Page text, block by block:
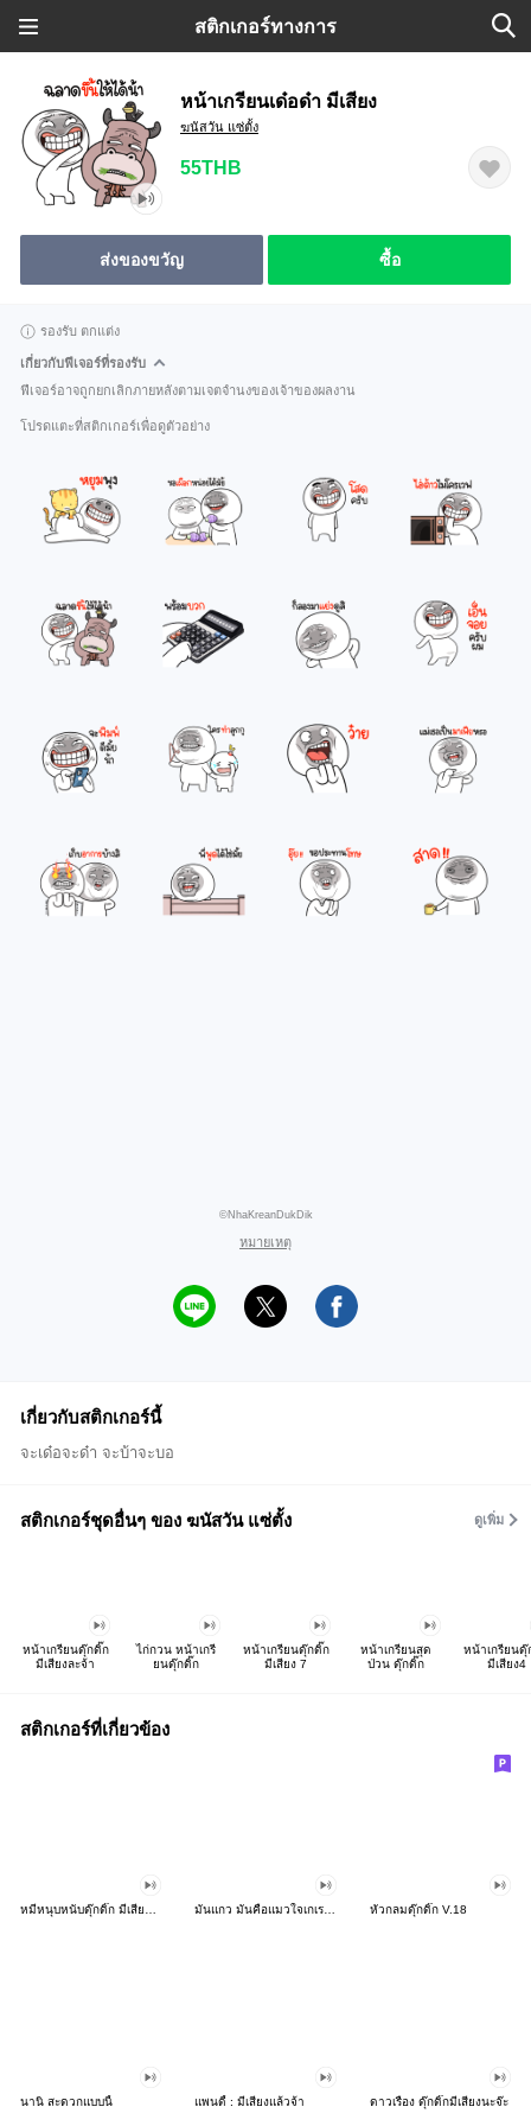
สติกเกอร์ทางการ
หน้าเกรียนเด๋อด๋า มีเสียง
ฆนัสวัน แซ่ตั้ง
55THB
ส่งของขวัญ ซื้อ
รองรับ ตกแต่ง
เกี่ยวกับฟีเจอร์ที่รองรับ
ฟีเจอร์อาจถูกยกเลิกภายหลังตามเจตจำนงของเจ้าของผลงาน
โปรดแตะที่สติกเกอร์เพื่อดูตัวอย่าง
©NhaKreanDukDik
หมายเหตุ
เกี่ยวกับสติกเกอร์นี้
จะเด๋อจะด๋า จะบ้าจะบอ
สติกเกอร์ชุดอื่นๆ ของ ฆนัสวัน แซ่ตั้ง ดูเพิ่ม
หน้าเกรียนดุ๊กดิ๊ก
มีเสียงละจ้า
ไก่กวน หน้าเกรี
ยนดุ๊กดิ๊ก
หน้าเกรียนดุ๊กดิ๊ก
มีเสียง 7
หน้าเกรียนสุด
ป่วน ดุ๊กดิ๊ก
หน้าเกรียนดุ๊
มีเสียง4
สติกเกอร์ที่เกี่ยวข้อง
หมีหนุบหนับดุ๊กดิ๊ก มีเสียงแน้ว 3 มันแกว มันคือแมวใจเกเร V.6 หัวกลมดุ๊กดิ๊ก V.18
นานิ สะดวกแบบนี้ แพนดี้ : มีเสียงแล้วจ้า ดาวเรือง ดุ๊กดิ๊กมีเสียงนะจ๊ะ